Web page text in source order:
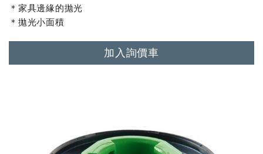
＊家具邊緣的拋光
＊拋光小面積
加入詢價車